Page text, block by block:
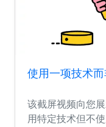
使用一项技术
该截屏视频向您
用特定技术但不